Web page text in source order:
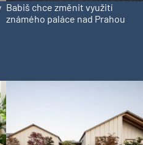
Babiš chce změnit využití
známého paláce nad Prahou